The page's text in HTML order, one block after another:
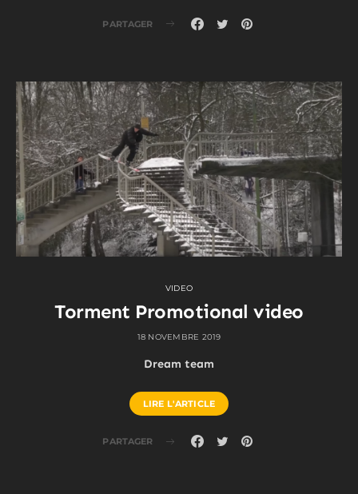
PARTAGER
VIDEO
Torment Promotional video
18 NOVEMBRE 2019
Dream team
LIRE L'ARTICLE
PARTAGER